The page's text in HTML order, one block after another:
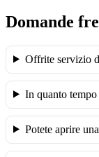
Domande
Offrite servizio
In quanto tempo
Potete aprire